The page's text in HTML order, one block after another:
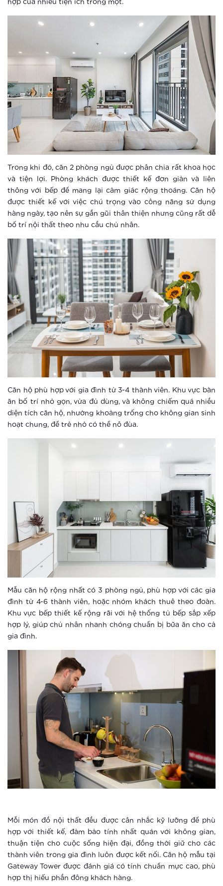
hợp của nhiều tiện ích trong một.
Trong khi đó, căn 2 phòng ngủ được phân chia rất khoa học
và tiện lợi. Phòng khách được thiết kế đơn giản và liên
thông với bếp để mang lại cảm giác rộng thoáng. Căn hộ
được thiết kế với việc chú trọng vào công năng sử dụng
hàng ngày, tạo nên sự gần gũi thân thiện nhưng cũng rất dễ
bố trí nội thất theo nhu cầu chủ nhân.
Căn hộ phù hợp với gia đình từ 3-4 thành viên. Khu vực bàn
ăn bố trí nhỏ gọn, vừa đủ dùng, và không chiếm quá nhiều
diện tích căn hộ, nhường khoảng trống cho không gian sinh
hoạt chung, để trẻ nhỏ có thể nô đùa.
Mẫu căn hộ rộng nhất có 3 phòng ngủ, phù hợp với các gia
đình từ 4-6 thành viên, hoặc nhóm khách thuê theo đoàn.
Khu vực bếp thiết kế rộng rãi với hệ thống tủ bếp sắp xếp
hợp lý, giúp chủ nhân nhanh chóng chuẩn bị bữa ăn cho cả
gia đình.
Mỗi món đồ nội thất đều được cân nhắc kỹ lưỡng để phù
hợp với thiết kế, đảm bảo tính nhất quán với không gian,
thuận tiện cho cuộc sống hiện đại, đồng thời giữ cho các
thành viên trong gia đình luôn được kết nối. Căn hộ mẫu tại
Gateway Tower được đánh giá có tính chuẩn mực cao, phù
hợp thị hiếu phần đông khách hàng.
Xem thêm
The Sapphire 3 Vinhomes Smart City:
Nóng sốt ngay khi vừa ra mắt
Xem thêm
Ưu thế giúp The Sapphire 3 –
Vinhomes Smart City hút nhà đầu tư
Ra mắt vườn Nhật tại Hà Nội
Xem thêm
Khám phá điểm “check in” mới cực
chất tại Hà Nội
Xem thêm
Vinhomes Smart City ra mắt phân khu
The Sapphire 3
Xem thêm
Vinhomes tái hiện không gian Á Đông
tại khu vườn Nhật phía Tây Hà Nội
Xem thêm
Thông báo thay đổi tiện ích cảnh
quan
Xem thêm
Một ngày có thể dài 26 tiếng ở
Đô thị thông minh xóa tan mọi nỗi lo
của người lớn tuổi
Xem thêm
Thành phố thông minh khác xa khu
căn hộ thông thường ra sao?
Xem thêm
Điểm check-in khó bỏ qua tại Hà Nội
Xem thêm
Vingroup tổ chức cho khách hàng trải
nghiệm phong cách sống thông minh
Xem thêm
Hào hứng với “cuộc sống một chạm”
tại Vinhomes Smart City
Xem thêm
Xem thêm
Sống tại thành phố thông minh, trẻ
em được bảo vệ đa lớp như thế nào?